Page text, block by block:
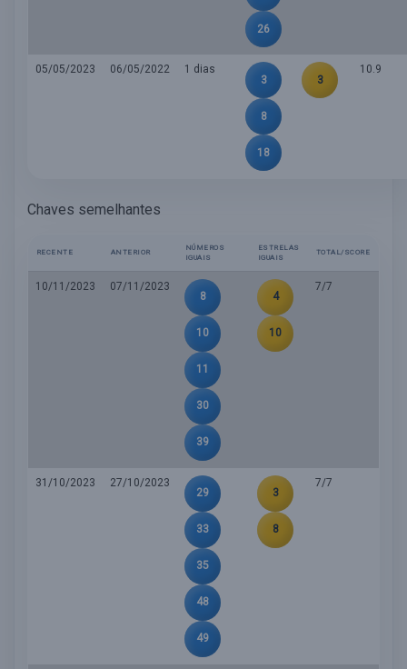
26
05/05/2023 06/05/2022
1 dias
3
8
18
3
10.9
Chaves semelhantes
RECENTE ANTERIOR
NÚMEROS
IGUAIS
ESTRELAS
IGUAIS
TOTAL/SCORE
10/11/2023
07/11/2023
8
10
11
30
39
4
10
7/7
31/10/2023
27/10/2023
29
33
35
48
49
3
8
7/7